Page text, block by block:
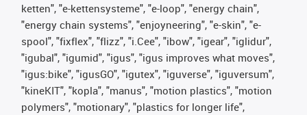
ketten", "e-kettensysteme", "e-loop", "energy chain",
"energy chain systems", "enjoyneering", "e-skin", "e-
spool", "fixflex", "flizz", "i.Cee", "ibow", "igear", "iglidur",
"igubal", "igumid", "igus", "igus improves what moves",
"igus:bike", "igusGO", "igutex", "iguverse", "iguversum",
"kineKIT", "kopla", "manus", "motion plastics", "motion
polymers", "motionary", "plastics for longer life",